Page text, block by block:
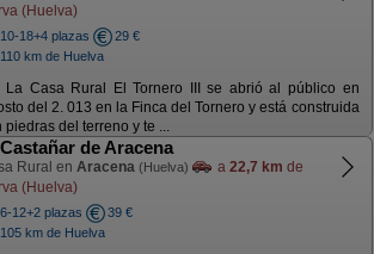
(Huelva)
10-18+4 plazas
29 €
110 km de Huelva
La Casa Rural El Tornero III se abrió al público en
del 2. 013 en la Finca del Tornero y está construida
piedras del terreno y te ...
de Aracena
Rural en Aracena (Huelva) a 22,7 km de
(Huelva)
6-12+2 plazas
39 €
105 km de Huelva